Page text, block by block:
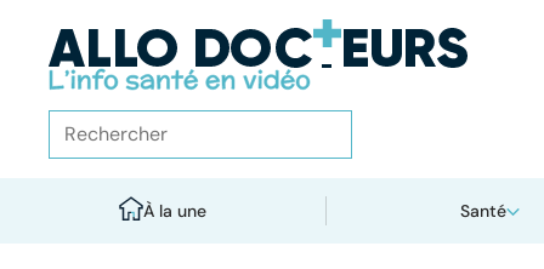
À la une Santé